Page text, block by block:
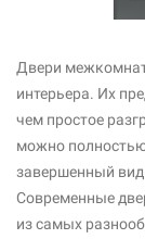
Двери
интерьера. Их
чем простое
можно
завершенный
Современные
из самых